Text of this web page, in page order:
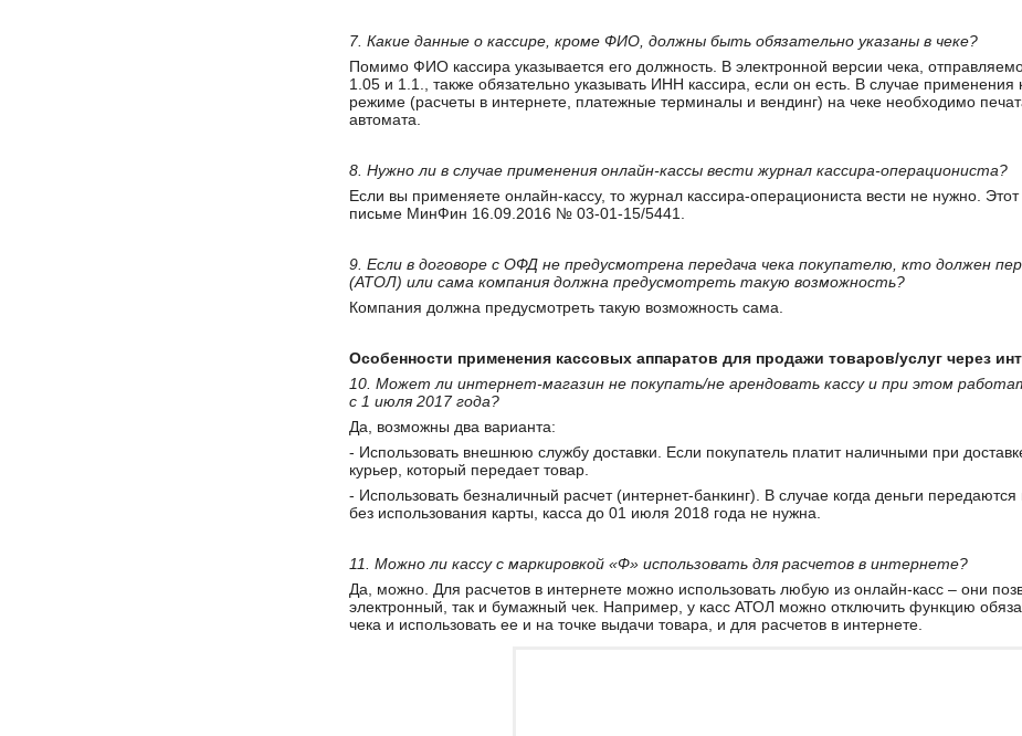
7. Какие данные о кассире, кроме ФИО, должны быть обязательно указаны в чеке?
Помимо ФИО кассира указывается его должность. В электронной версии чека,
1.05 и 1.1., также обязательно указывать ИНН кассира, если он есть. В случае применения
режиме (расчеты в интернете, платежные терминалы и вендинг) на чеке необходимо
автомата.
8. Нужно ли в случае применения онлайн-кассы вести журнал кассира-операциониста?
Если вы применяете онлайн-кассу, то журнал кассира-операциониста вести не нужно.
письме МинФин 16.09.2016 № 03-01-15/5441.
9. Если в договоре с ОФД не предусмотрена передача чека покупателю, кто должен
(АТОЛ) или сама компания должна предусмотреть такую возможность?
Компания должна предусмотреть такую возможность сама.
Особенности применения кассовых аппаратов для продажи товаров/услуг через
10. Может ли интернет-магазин не покупать/не арендовать кассу и при этом
с 1 июля 2017 года?
Да, возможны два варианта:
- Использовать внешнюю службу доставки. Если покупатель платит наличными при
курьер, который передает товар.
- Использовать безналичный расчет (интернет-банкинг). В случае когда деньги передаются
без использования карты, касса до 01 июля 2018 года не нужна.
11. Можно ли кассу с маркировкой «Ф» использовать для расчетов в интернете?
Да, можно. Для расчетов в интернете можно использовать любую из онлайн-касс – они
электронный, так и бумажный чек. Например, у касс АТОЛ можно отключить функцию
чека и использовать ее и на точке выдачи товара, и для расчетов в интернете.